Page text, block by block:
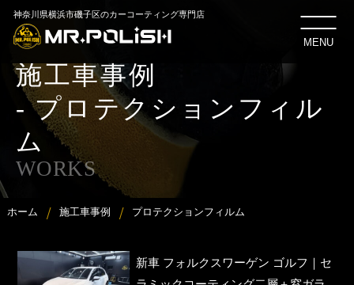
神奈川県横浜市磯子区のカーコーティング専門店
MENU
施工車事例
- プロテクションフィル
ム
WORKS
ホーム 施工車事例 プロテクションフィルム
新車 フォルクスワーゲン ゴルフ｜セ